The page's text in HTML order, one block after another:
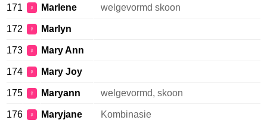
171 ♀ Marlene welgevormd skoon
172 ♀ Marlyn
173 ♀ Mary Ann
174 ♀ Mary Joy
175 ♀ Maryann welgevormd, skoon
176 ♀ Maryjane Kombinasie